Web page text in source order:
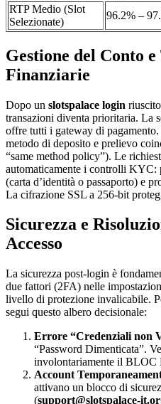
RTP Medio (Slot
Selezionate)
96.2% –
Gestione del Conto
Finanziarie
Dopo un slotspalace login
transazioni diventa prioritaria. La
offre tutti i gateway di
metodo di deposito e prelievo
“same method policy”). Le
automaticamente i controlli KYC:
(carta d’identità o passaporto) e
La cifrazione SSL a 256-bit
Sicurezza e
Accesso
La sicurezza post-login è
due fattori (2FA) nelle
livello di protezione invalicabile.
segui questo albero decisionale:
Errore “Credenziali non
“Password Dimenticata”.
involontariamente il
Account
attivano un blocco di
(support@slotspalace-